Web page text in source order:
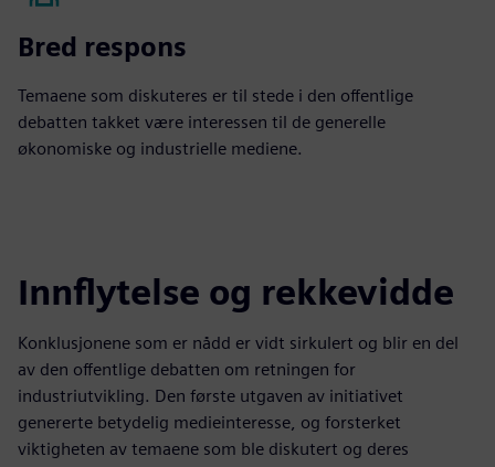
Bred respons
Temaene som diskuteres er til stede i den offentlige
debatten takket være interessen til de generelle
økonomiske og industrielle mediene.
Innflytelse og rekkevidde
Konklusjonene som er nådd er vidt sirkulert og blir en del
av den offentlige debatten om retningen for
industriutvikling. Den første utgaven av initiativet
genererte betydelig medieinteresse, og forsterket
viktigheten av temaene som ble diskutert og deres